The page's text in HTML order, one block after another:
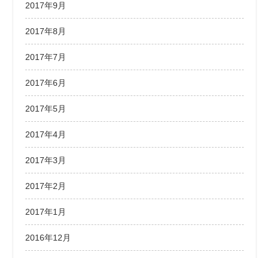
2017年9月
2017年8月
2017年7月
2017年6月
2017年5月
2017年4月
2017年3月
2017年2月
2017年1月
2016年12月